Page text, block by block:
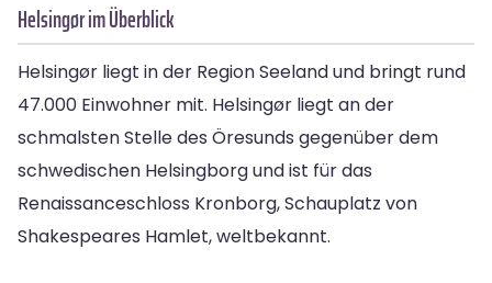
Helsingør im Überblick
Helsingør liegt in der Region Seeland und bringt rund
47.000 Einwohner mit. Helsingør liegt an der
schmalsten Stelle des Öresunds gegenüber dem
schwedischen Helsingborg und ist für das
Renaissanceschloss Kronborg, Schauplatz von
Shakespeares Hamlet, weltbekannt.